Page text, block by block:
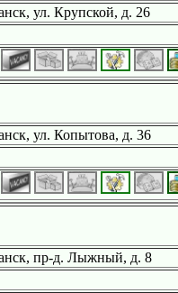
ул. Крупской, д. 26
ул. Копытова, д. 36
пр-д. Лыжный, д. 8